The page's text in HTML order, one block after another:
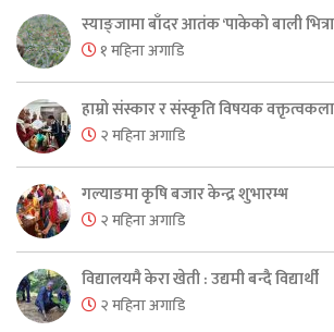
स्याङ्जामा बाँदर आतंक ‘पाकेको बाली
१ महिना अगाडि
हाम्रो संस्कार र संस्कृति विषयक वक्तृत्वकला
२ महिना अगाडि
गल्याङमा कृषि बजार केन्द्र शुभारम्भ
२ महिना अगाडि
विद्यालयमै केरा खेती : उद्यमी बन्दै विद्यार्थी
२ महिना अगाडि